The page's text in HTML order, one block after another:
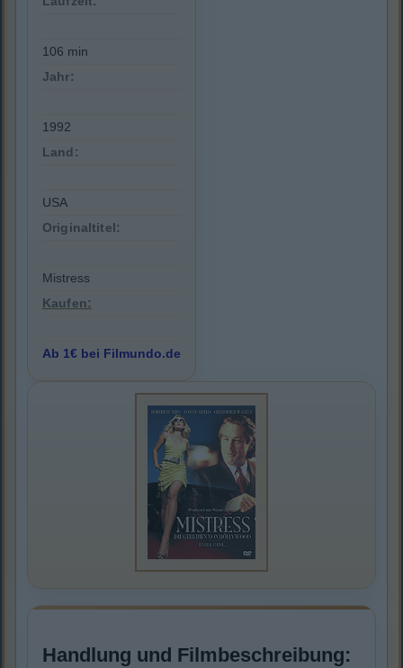
106 min
Jahr:
1992
Land:
USA
Originaltitel:
Mistress
Kaufen:
Ab 1€ bei Filmundo.de
Handlung und Filmbeschreibung: